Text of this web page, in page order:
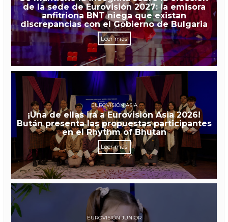
de la sede de Eurovisión 2027: la emisora
anfitriona BNT niega que existan
discrepancias con el Gobierno de Bulgaria
Leer más
EUROVISIÓN ASIA
¡Una de ellas irá a Eurovisión Asia 2026!
Bután presenta las propuestas participantes
en el Rhythm of Bhutan
Leer más
EUROVISIÓN JUNIOR